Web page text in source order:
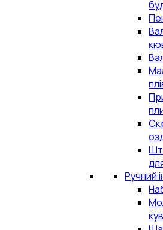
Ручний